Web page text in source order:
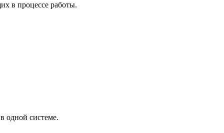
в процессе работы.
одной системе.